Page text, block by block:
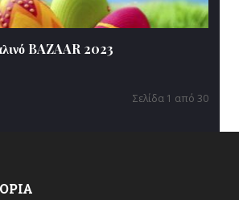
BAZAAR 2023
Σελίδα 1 από 30